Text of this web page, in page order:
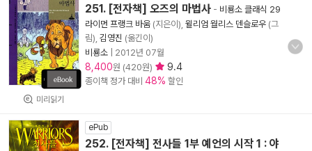
미리읽기
251. [전자책] 오즈의 마법사 - 비룡소 클래식 29
라이먼 프랭크 바움 (지은이), 윌리엄 월리스 덴슬로우 (그
림), 김영진 (옮긴이)
비룡소
2012년 07월
8,400원 (420원) 9.4
종이책 정가 대비 48% 할인
ePub
252. [전자책] 전사들 1부 예언의 시작 1 : 야